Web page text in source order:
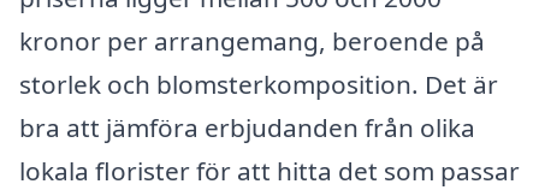
kronor per arrangemang, beroende på
storlek och blomsterkomposition. Det är
bra att jämföra erbjudanden från olika
lokala florister för att hitta det som passar